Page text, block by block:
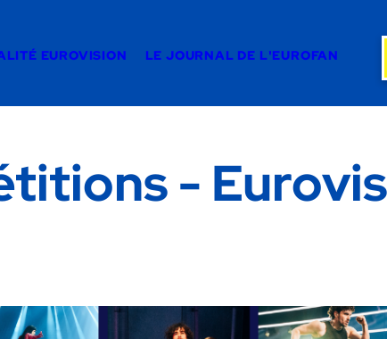
EUROVISION LE JOURNAL DE L'EUROFAN
-